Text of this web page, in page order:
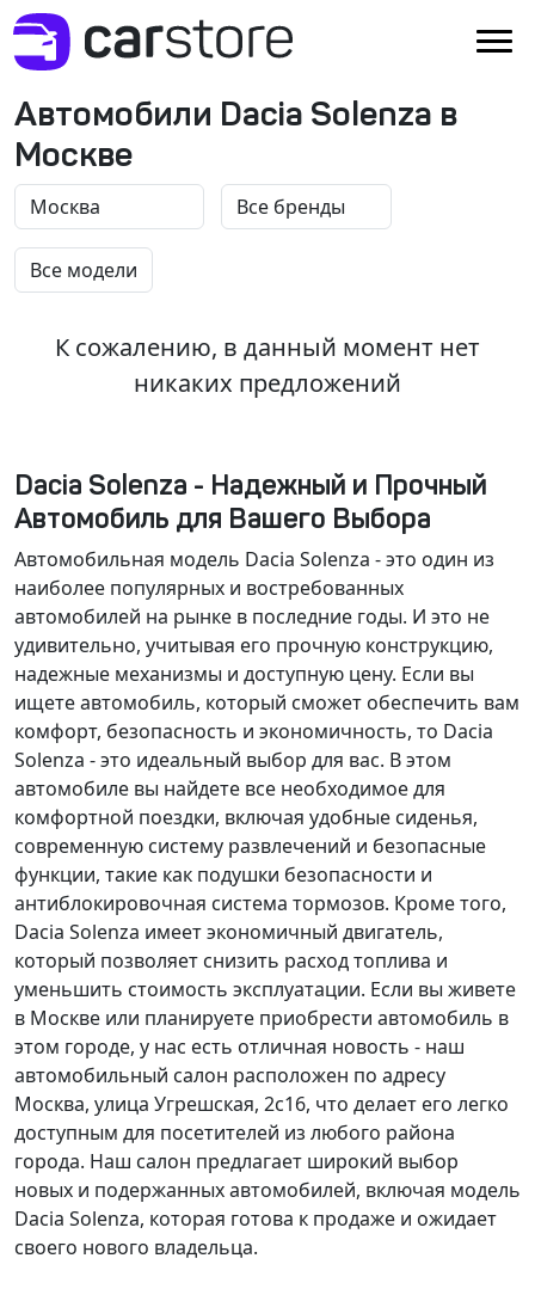
Автомобили Dacia Solenza в
Москве
К сожалению, в данный момент нет
никаких предложений
Dacia Solenza - Надежный и Прочный
Автомобиль для Вашего Выбора
Автомобильная модель Dacia Solenza - это один из
наиболее популярных и востребованных
автомобилей на рынке в последние годы. И это не
удивительно, учитывая его прочную конструкцию,
надежные механизмы и доступную цену. Если вы
ищете автомобиль, который сможет обеспечить вам
комфорт, безопасность и экономичность, то Dacia
Solenza - это идеальный выбор для вас. В этом
автомобиле вы найдете все необходимое для
комфортной поездки, включая удобные сиденья,
современную систему развлечений и безопасные
функции, такие как подушки безопасности и
антиблокировочная система тормозов. Кроме того,
Dacia Solenza имеет экономичный двигатель,
который позволяет снизить расход топлива и
уменьшить стоимость эксплуатации. Если вы живете
в Москве или планируете приобрести автомобиль в
этом городе, у нас есть отличная новость - наш
автомобильный салон расположен по адресу
Москва, улица Угрешская, 2с16, что делает его легко
доступным для посетителей из любого района
города. Наш салон предлагает широкий выбор
новых и подержанных автомобилей, включая модель
Dacia Solenza, которая готова к продаже и ожидает
своего нового владельца.